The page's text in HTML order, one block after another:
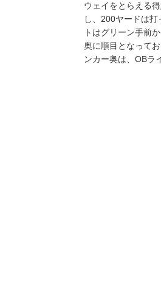
ウェイをとらえる
し、200ヤードは
トはグリーン手前
奥に順目となって
ンカー奥は、OBラ